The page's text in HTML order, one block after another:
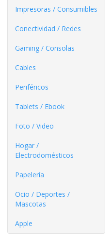
Impresoras / Consumibles
Conectividad / Redes
Gaming / Consolas
Cables
Periféricos
Tablets / Ebook
Foto / Video
Hogar /
Electrodomésticos
Papelería
Ocio / Deportes /
Mascotas
Apple